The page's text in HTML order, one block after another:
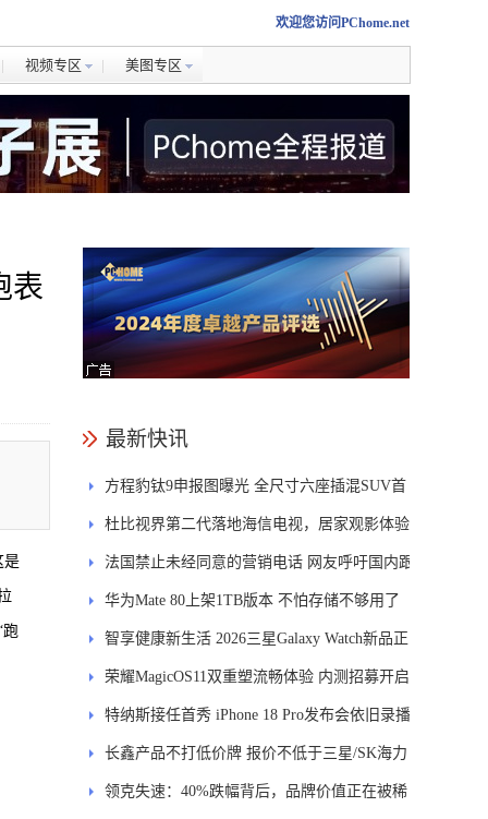
欢迎您访问PChome.net
视频专区 美图专区
表
是
跑
最新快讯
方程豹钛9申报图曝光 全尺寸六座插混SUV首
发DMS
杜比视界第二代落地海信电视，居家观影体验
能迎来哪些升级？
法国禁止未经同意的营销电话 网友呼吁国内跟
进
华为Mate 80上架1TB版本 不怕存储不够用了
智享健康新生活 2026三星Galaxy Watch新品正
式开售
荣耀MagicOS11双重塑流畅体验 内测招募开启
特纳斯接任首秀 iPhone 18 Pro发布会依旧录播
长鑫产品不打低价牌 报价不低于三星/SK海力
士
领克失速：40%跌幅背后，品牌价值正在被稀